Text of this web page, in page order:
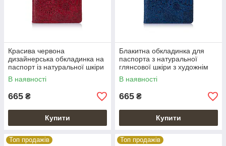
Красива червона
дизайнерська обкладинка на
паспорт із натуральної шкіри
з художнім тисненням
В наявності
665 ₴
Купити
Блакитна обкладинка для
паспорта з натуральної
глянсової шкіри з художнім
тисненням
В наявності
665 ₴
Купити
Топ продажів Топ продажів